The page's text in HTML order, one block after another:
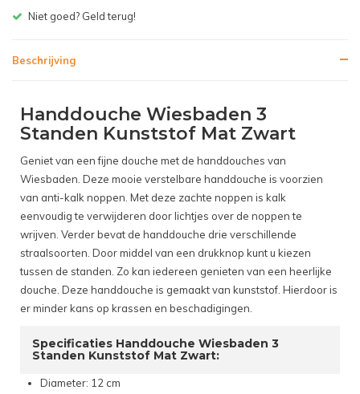
Gratis bezorgen v.a. € 150,- (NL)
Beschrijving
Handdouche Wiesbaden 3
Standen Kunststof Mat Zwart
Geniet van een fijne douche met de handdouches van
Wiesbaden. Deze mooie verstelbare handdouche is voorzien
van anti-kalk noppen. Met deze zachte noppen is kalk
eenvoudig te verwijderen door lichtjes over de noppen te
wrijven. Verder bevat de handdouche drie verschillende
straalsoorten. Door middel van een drukknop kunt u kiezen
tussen de standen. Zo kan iedereen genieten van een heerlijke
douche. Deze handdouche is gemaakt van kunststof. Hierdoor is
er minder kans op krassen en beschadigingen.
Specificaties Handdouche Wiesbaden 3
Standen Kunststof Mat Zwart:
Diameter: 12 cm